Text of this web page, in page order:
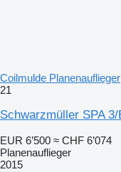
Coilmulde Planenauflieger
21
Schwarzmüller SPA
EUR 6’500 ≈ CHF 6’074
Planenauflieger
2015